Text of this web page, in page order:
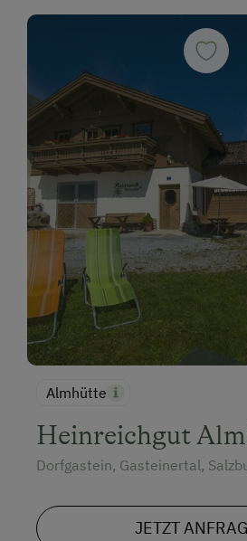
Almhütte
Heinreichgut
Dorfgastein, Gasteinertal,
JETZT